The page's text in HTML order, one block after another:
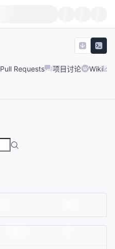
Pull Requests 项目讨论 Wiki